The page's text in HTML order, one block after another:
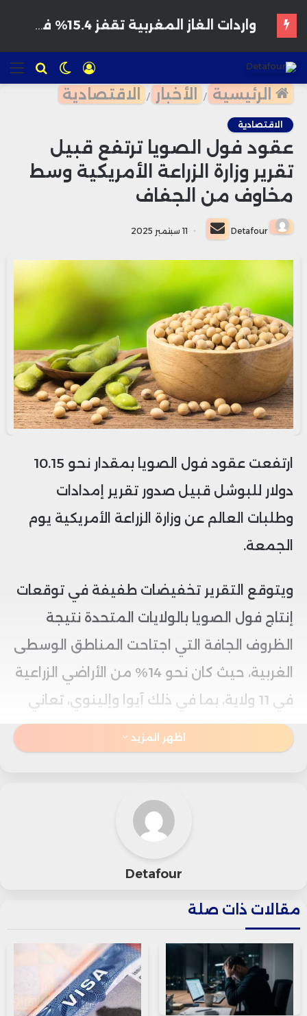
للبحث الوضع
المظلم
تسجيل
الدخول
الرئيسية / الأخبار / الاقتصادية
الاقتصادية
عقود فول الصويا ترتفع قبيل
تقرير وزارة الزراعة الأمريكية وسط
مخاوف من الجفاف
Detafour
أرسل
بريدا
إلكترونيا
11 سبتمبر 2025
ارتفعت عقود فول الصويا بمقدار نحو 10.15
دولار للبوشل قبيل صدور تقرير إمدادات
وطلبات العالم عن وزارة الزراعة الأمريكية يوم
الجمعة.
ويتوقع التقرير تخفيضات طفيفة في توقعات
إنتاج فول الصويا بالولايات المتحدة نتيجة
الظروف الجافة التي اجتاحت المناطق الوسطى
الغربية، حيث كان نحو 14% من الأراضي الزراعية
في 11 ولاية، بما في ذلك آيوا وإلينوي، تعاني
من الجفاف الأسبوع الماضي، مقارنة بنسبة
4.5% فقط قبل أسبوع.
ورغم التراجع المتوقع في الإنتاج، فإن الزيادات
السعرية محدودة بسبب ضعف الطلب من
والذي يضغط على السوق في ظل التوترات
التجارية المستمرة مع الولايات المتحدة.
وكانت وزارة الزراعة الأمريكية قد توقعت الشهر
بوشل بمتوسط 53.6 بوشل للفدان، مقارنة
اظهر المزيد
Detafour
مقالات ذات صلة